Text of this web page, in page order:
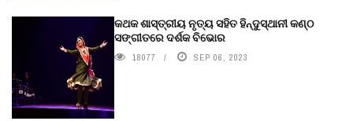
କଥକ ଶାସ୍ତ୍ରୀୟ ନୃତ୍ୟ ସହିତ ହିନ୍ଦୁସ୍ଥାନୀ କଣ୍ଠ
ସଙ୍ଗୀତରେ ଦର୍ଶକ ବିଭୋର
18077 SEP 06, 2023